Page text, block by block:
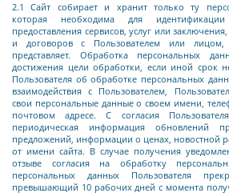
2.1 Сайт собирает и хранит только ту
которая необходима для идентификации
предоставления сервисов, услуг или
и договоров с Пользователем или лицом,
представляет. Обработка персональных
достижения цели обработки, если иной срок
Пользователя об обработке персональных
взаимодействия с Пользователем,
свои персональные данные о своем имени,
почтовом адресе. С согласия
периодическая информация обновлений
предложений, информации о ценах, новостной
от имени сайта. В случае получения
отзыве согласия на обработку
персональных данных Пользователя
превышающий 10 рабочих дней с момента